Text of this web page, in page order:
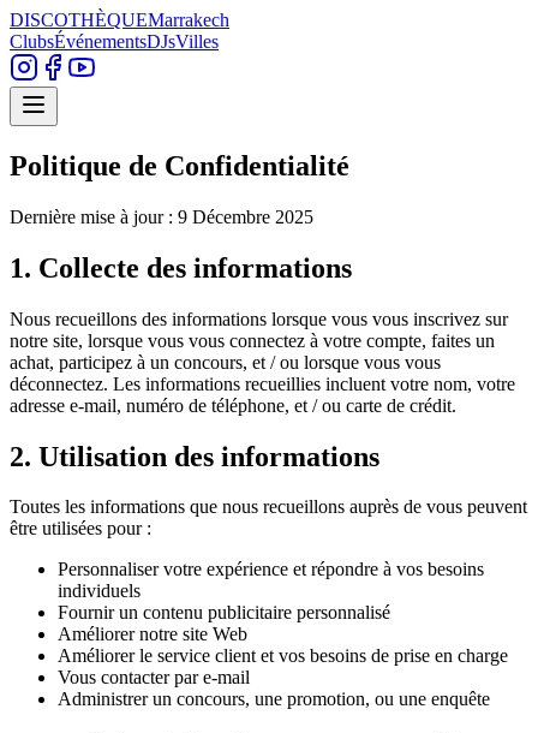
DISCOTHÈQUEMarrakech
ClubsÉvénementsDJsVilles
Politique de Confidentialité
Dernière mise à jour : 9 Décembre 2025
1. Collecte des informations
Nous recueillons des informations lorsque vous vous inscrivez sur
notre site, lorsque vous vous connectez à votre compte, faites un
achat, participez à un concours, et / ou lorsque vous vous
déconnectez. Les informations recueillies incluent votre nom, votre
adresse e-mail, numéro de téléphone, et / ou carte de crédit.
2. Utilisation des informations
Toutes les informations que nous recueillons auprès de vous peuvent
être utilisées pour :
Personnaliser votre expérience et répondre à vos besoins
individuels
Fournir un contenu publicitaire personnalisé
Améliorer notre site Web
Améliorer le service client et vos besoins de prise en charge
Vous contacter par e-mail
Administrer un concours, une promotion, ou une enquête